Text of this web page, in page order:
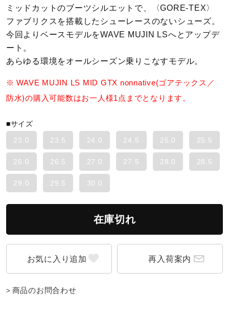
ソフトボール
柔道
ウィンタースポーツ
ワーキング
ウォーキングシューズ
ライフスタイルグッズ
寝具／ミズノスリープ
ミッドカットのブーツシルエットで、〈GORE-TEX〉
ファブリクスを搭載したシューレースのないシューズ。
今回よりベースモデルをWAVE MUJIN LSへとアップデ
ート。
あらゆる環境をオールシーズン乗りこなすモデル。
※ WAVE MUJIN LS MID GTX nonnative(ゴアテックス／
防水)の購入可能数はお一人様1点までとなります。
■サイズ
23.0
23.5 24.0 24.5 25.0 25.5
26.0 26.5 27.0 27.5 28.0 28.5
29.0 29.5 30.0
在庫切れ
再入荷案内
商品のお問合わせ